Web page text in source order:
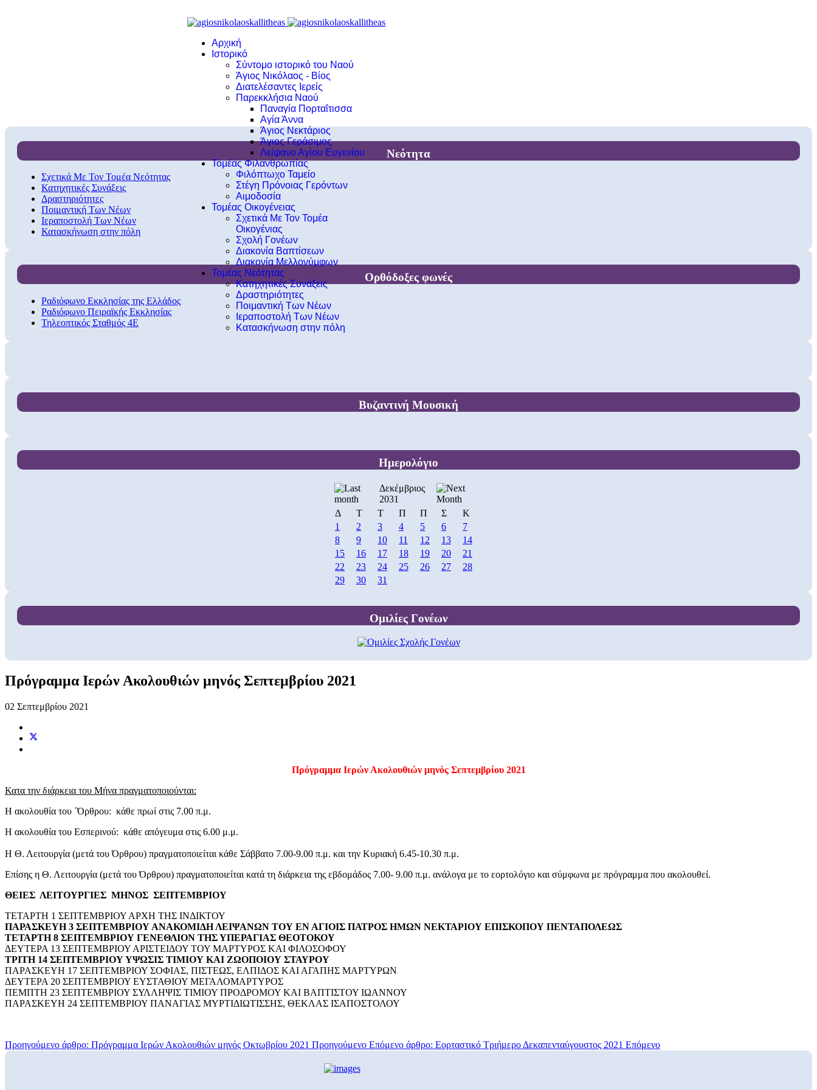
Αρχική
Ιστορικό
Σύντομο ιστορικό του Ναού
Άγιος Νικόλαος - Βίος
Διατελέσαντες Ιερείς
Παρεκκλήσια Ναού
Παναγία Πορταΐτισσα
Αγία Άννα
Άγιος Νεκτάριος
Άγιος Γεράσιμος
Λείψανο Αγίου Ευγενίου
Τομέας Φιλανθρωπίας
Φιλόπτωχο Ταμείο
Στέγη Πρόνοιας Γερόντων
Αιμοδοσία
Τομέας Οικογένειας
Σχετικά Με Τον Τομέα
Οικογένιας
Σχολή Γονέων
Διακονία Βαπτίσεων
Διακονία Μελλονύμφων
Τομέας Νεότητας
Κατηχητικές Συνάξεις
Δραστηριότητες
Ποιμαντική Των Νέων
Ιεραποστολή Των Νέων
Κατασκήνωση στην πόλη
Νεότητα
Σχετικά Με Τον Τομέα Νεότητας
Κατηχητικές Συνάξεις
Δραστηριότητες
Ποιμαντική Των Νέων
Ιεραποστολή Των Νέων
Κατασκήνωση στην πόλη
Ορθόδοξες φωνές
Ραδιόφωνο Εκκλησίας της Ελλάδος
Ραδιόφωνο Πειραϊκής Εκκλησίας
Τηλεοπτικός Σταθμός 4Ε
Βυζαντινή Μουσική
Ημερολόγιο
Δεκέμβριος
2031
Δ
Τ Τ Π Π Σ
Κ
1
2 3 4 5 6
7
8
9 10 11 12 13
14
15
16 17 18 19 20
21
22
23 24 25 26 27
28
29
30 31
Ομιλίες Γονέων
Πρόγραμμα Ιερών Ακολουθιών μηνός Σεπτεμβρίου 2021
02 Σεπτεμβρίου 2021
Πρόγραμμα Ιερών Ακολουθιών μηνός Σεπτεμβρίου 2021
Κατα την διάρκεια του Μήνα πραγματοποιούνται:
Η ακολουθία του ΄Όρθρου: κάθε πρωί στις 7.00 π.μ.
Η ακολουθία του Εσπερινού: κάθε απόγευμα στις 6.00 μ.μ.
Η Θ. Λειτουργία (μετά του Όρθρου) πραγματοποιείται κάθε Σάββατο 7.00-9.00 π.μ. και την Κυριακή 6.45-10.30 π.μ.
Επίσης η Θ. Λειτουργία (μετά του Όρθρου) πραγματοποιείται κατά τη διάρκεια της εβδομάδος 7.00- 9.00 π.μ. ανάλογα με το εορτολόγιο και σύμφωνα με πρόγραμμα που ακολουθεί.
ΘΕΙΕΣ ΛΕΙΤΟΥΡΓΙΕΣ ΜΗΝΟΣ ΣΕΠΤΕΜΒΡΙΟΥ
ΤΕΤΑΡΤΗ 1 ΣΕΠΤΕΜΒΡΙΟΥ ΑΡΧΗ ΤΗΣ ΙΝΔΙΚΤΟΥ
ΠΑΡΑΣΚΕΥΗ 3 ΣΕΠΤΕΜΒΡΙΟΥ ΑΝΑΚΟΜΙΔΗ ΛΕΙΨΑΝΩΝ ΤΟΥ ΕΝ ΑΓΙΟΙΣ ΠΑΤΡΟΣ ΗΜΩΝ ΝΕΚΤΑΡΙΟΥ ΕΠΙΣΚΟΠΟΥ ΠΕΝΤΑΠΟΛΕΩΣ
ΤΕΤΑΡΤΗ 8 ΣΕΠΤΕΜΒΡΙΟΥ ΓΕΝΕΘΛΙΟΝ ΤΗΣ ΥΠΕΡΑΓΙΑΣ ΘΕΟΤΟΚΟΥ
ΔΕΥΤΕΡΑ 13 ΣΕΠΤΕΜΒΡΙΟΥ ΑΡΙΣΤΕΙΔΟΥ ΤΟΥ ΜΑΡΤΥΡΟΣ ΚΑΙ ΦΙΛΟΣΟΦΟΥ
ΤΡΙΤΗ 14 ΣΕΠΤΕΜΒΡΙΟΥ ΥΨΩΣΙΣ ΤΙΜΙΟΥ ΚΑΙ ΖΩΟΠΟΙΟΥ ΣΤΑΥΡΟΥ
ΠΑΡΑΣΚΕΥΗ 17 ΣΕΠΤΕΜΒΡΙΟΥ ΣΟΦΙΑΣ, ΠΙΣΤΕΩΣ, ΕΛΠΙΔΟΣ ΚΑΙ ΑΓΑΠΗΣ ΜΑΡΤΥΡΩΝ
ΔΕΥΤΕΡΑ 20 ΣΕΠΤΕΜΒΡΙΟΥ ΕΥΣΤΑΘΙΟΥ ΜΕΓΑΛΟΜΑΡΤΥΡΟΣ
ΠΕΜΠΤΗ 23 ΣΕΠΤΕΜΒΡΙΟΥ ΣΥΛΛΗΨΙΣ ΤΙΜΙΟΥ ΠΡΟΔΡΟΜΟΥ ΚΑΙ ΒΑΠΤΙΣΤΟΥ ΙΩΑΝΝΟΥ
ΠΑΡΑΣΚΕΥΗ 24 ΣΕΠΤΕΜΒΡΙΟΥ ΠΑΝΑΓΙΑΣ ΜΥΡΤΙΔΙΩΤΙΣΣΗΣ, ΘΕΚΛΑΣ ΙΣΑΠΟΣΤΟΛΟΥ
Προηγούμενο άρθρο: Πρόγραμμα Ιερών Ακολουθιών μηνός Οκτωβρίου 2021 Προηγούμενο Επόμενο άρθρο: Εορταστικό Τριήμερο Δεκαπενταύγουστος 2021 Επόμενο